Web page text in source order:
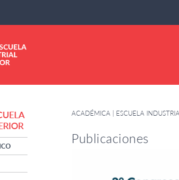
ACADÉMICA | ESCUELA
Publicaciones